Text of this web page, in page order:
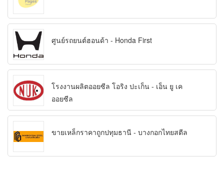
ศูนย์รถยนต์ฮอนด้า - Honda First
โรงงานผลิตออยซีล โอริง ปะเก็น - เอ็น ยู เค
ออยซีล
ขายเหล็กราคาถูกปทุมธานี - บางกอกไทยสตีล